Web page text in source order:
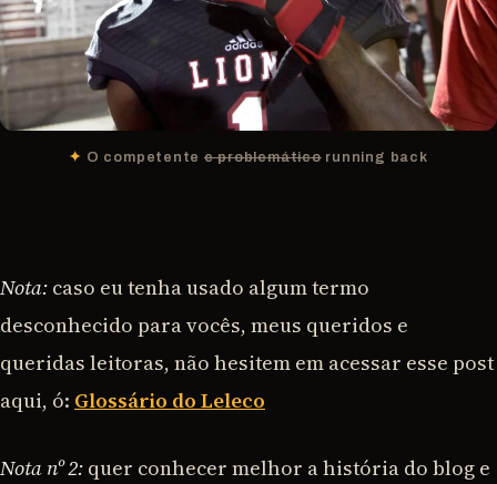
O competente e problemáticorunning back
Nota: caso eu tenha usado algum termo
desconhecido para vocês, meus queridos e
queridas leitoras, não hesitem em acessar esse post
aqui, ó: Glossário do Leleco
Nota nº 2: quer conhecer melhor a história do blog e